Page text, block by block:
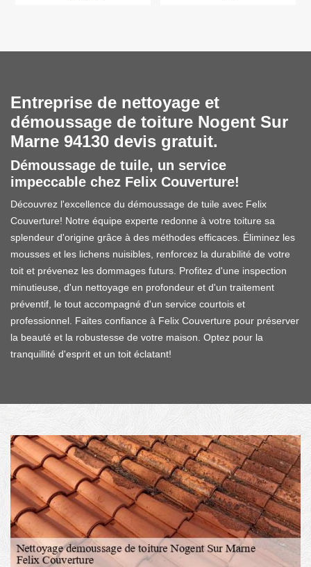
Entreprise de nettoyage et
démoussage de toiture Nogent Sur
Marne 94130 devis gratuit.
Démoussage de tuile, un service
impeccable chez Felix Couverture!
Découvrez l'excellence du démoussage de tuile avec Felix
Couverture! Notre équipe experte redonne à votre toiture sa
splendeur d'origine grâce à des méthodes efficaces. Éliminez les
mousses et les lichens nuisibles, renforcez la durabilité de votre
toit et prévenez les dommages futurs. Profitez d'une inspection
minutieuse, d'un nettoyage en profondeur et d'un traitement
préventif, le tout accompagné d'un service courtois et
professionnel. Faites confiance à Felix Couverture pour préserver
la beauté et la robustesse de votre maison. Optez pour la
tranquillité d'esprit et un toit éclatant!